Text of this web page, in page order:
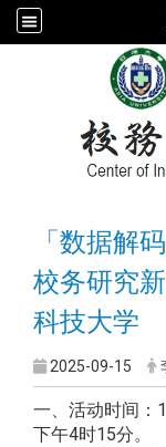
「数据解
校务研究
科技大学
2025-09-15
一、活动时间：
下午4时15分。